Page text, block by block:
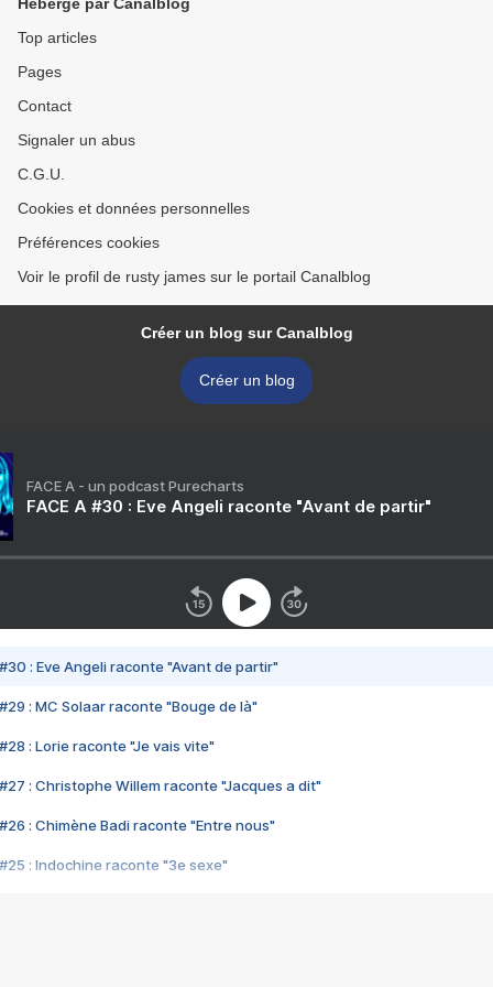
Top articles
Pages
Contact
Signaler un abus
C.G.U.
Cookies et données personnelles
Préférences cookies
Voir le profil de rusty james sur le portail Canalblog
Créer un blog sur Canalblog
Créer un blog
FACE A - un podcast Purecharts
FACE A #30 : Eve Angeli raconte "Avant de partir"
#30 : Eve Angeli raconte "Avant de partir"
#29 : MC Solaar raconte "Bouge de là"
#28 : Lorie raconte "Je vais vite"
#27 : Christophe Willem raconte "Jacques a dit"
#26 : Chimène Badi raconte "Entre nous"
#25 : Indochine raconte "3e sexe"